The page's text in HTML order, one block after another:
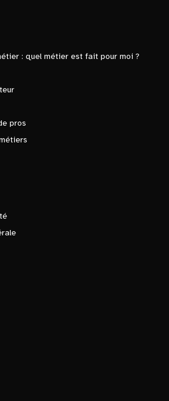
: quel métier est fait pour moi ?
pros